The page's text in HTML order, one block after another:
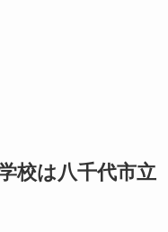
校は八千代市立